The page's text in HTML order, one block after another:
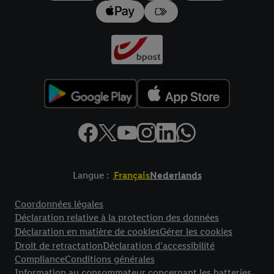
Langue : FrançaisNederlands
Coordonnées légales
Déclaration relative à la protection des données
Déclaration en matière de cookiesGérer les cookies
Droit de retractationDéclaration d’accessibilité
ComplianceConditions générales
Vous trouverez les impressions ici.